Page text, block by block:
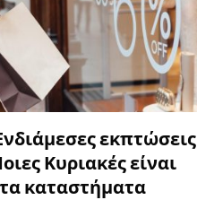
εκπτώσεις
Κυριακές είναι
καταστήματα